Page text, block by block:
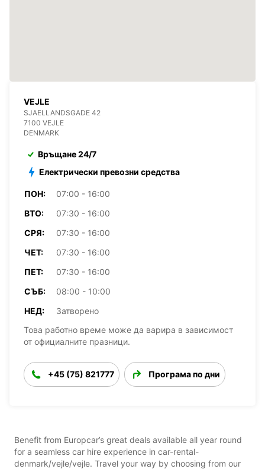
VEJLE
SJAELLANDSGADE 42
7100 VEJLE
DENMARK
Връщане 24/7
Електрически превозни средства
ПОН:
07:00 - 16:00
ВТО:
07:30 - 16:00
СРЯ:
07:30 - 16:00
ЧЕТ:
07:30 - 16:00
ПЕТ:
07:30 - 16:00
СЪБ:
08:00 - 10:00
НЕД:
Затворено
Това работно време може да варира в зависимост
от официалните празници.
+45 (75) 821777 Програма по дни
Benefit from Europcar’s great deals available all year round
for a seamless car hire experience in car-rental-
denmark/vejle/vejle. Travel your way by choosing from our